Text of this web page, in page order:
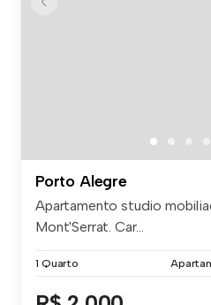
Porto Alegre
Apartamento studio
Mont'Serrat. Car...
1 Quarto